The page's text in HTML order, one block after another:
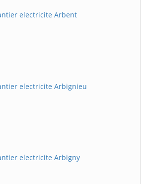
electricite Arbent
electricite Arbignieu
electricite Arbigny